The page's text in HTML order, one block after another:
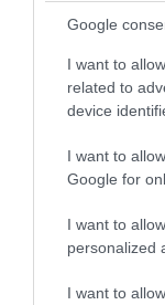
Google
I want to
related to
device
I want to
Google for
I want to
personalized
I want to
Η
Πυροσβεστών
που γέλασε